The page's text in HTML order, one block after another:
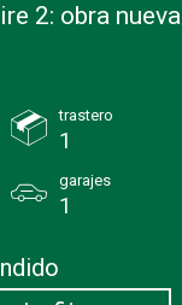
2: obra nueva
trastero
1
garajes
1